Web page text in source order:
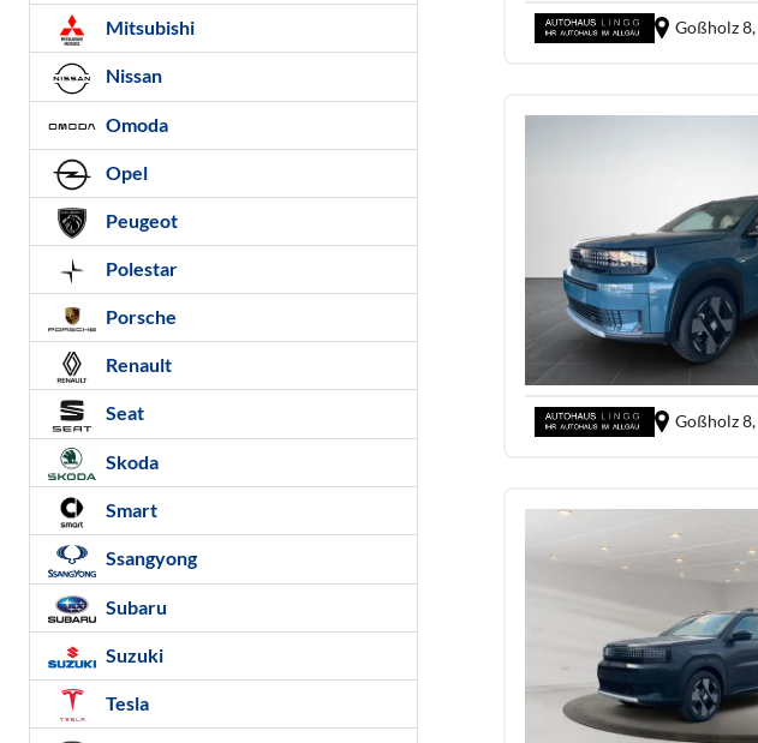
Goßholz 8,
Goßholz 8,
Mitsubishi
Nissan
Omoda
Opel
Peugeot
Polestar
Porsche
Renault
Seat
Skoda
Smart
Ssangyong
Subaru
Suzuki
Tesla